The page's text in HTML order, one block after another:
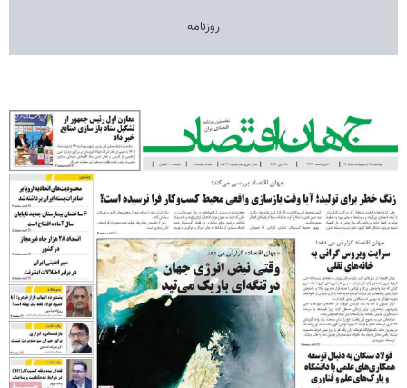
روزنامه